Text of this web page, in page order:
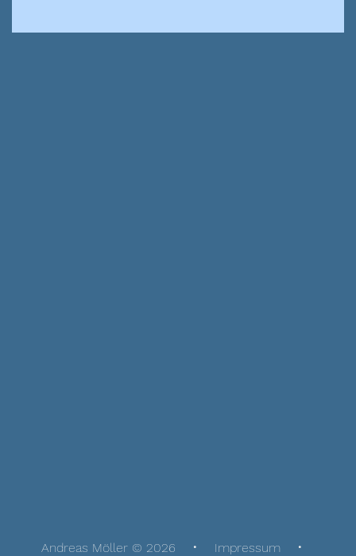
Andreas Möller © 2026 Impressum